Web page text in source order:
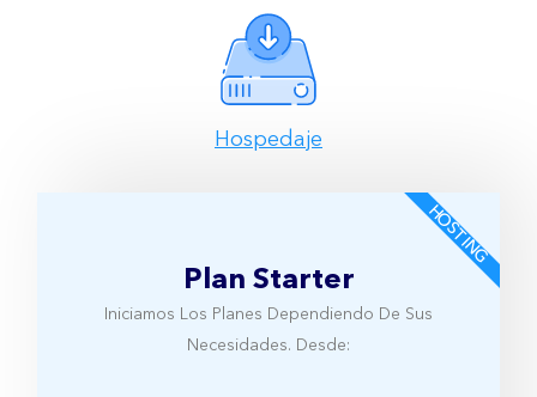
Hospedaje
Plan Starter
Iniciamos Los Planes Dependiendo De Sus
Necesidades. Desde:
HOSTING